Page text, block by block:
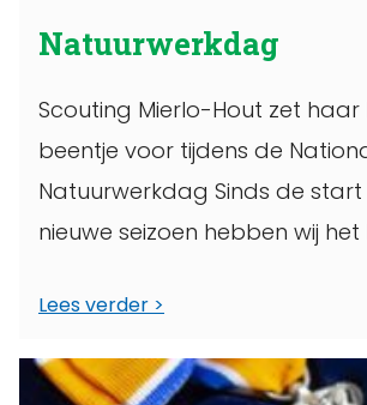
Natuurwerkdag
Scouting Mierlo-Hout zet haar
beentje voor tijdens de
Natuurwerkdag Sinds de
nieuwe seizoen hebben wij het
Lees verder